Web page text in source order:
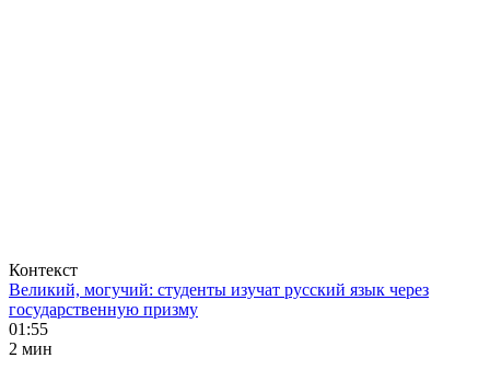
Контекст
Великий, могучий: студенты изучат русский язык через
государственную призму
01:55
2 мин